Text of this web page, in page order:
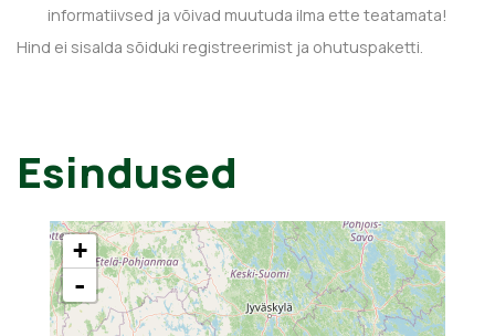
informatiivsed ja võivad muutuda ilma ette teatamata!
Hind ei sisalda sõiduki registreerimist ja ohutuspaketti.
Esindused
+
-